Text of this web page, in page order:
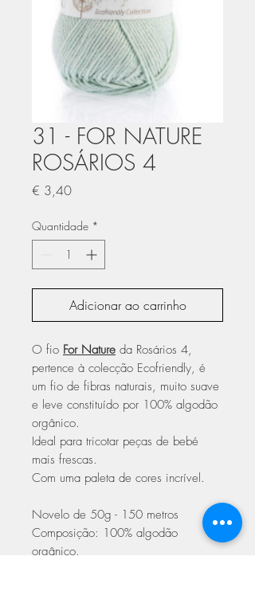
31 - FOR NATURE
ROSÁRIOS 4
€ 3,40Preço
Quantidade *
Adicionar ao carrinho
O fio For Nature da Rosários 4,
pertence à colecção Ecofriendly, é
um fio de fibras naturais, muito suave
e leve constituído por 100% algodão
orgânico.
Ideal para tricotar peças de bebé
mais frescas.
Com uma paleta de cores incrível.
Novelo de 50g - 150 metros
Composição: 100% algodão
orgânico.